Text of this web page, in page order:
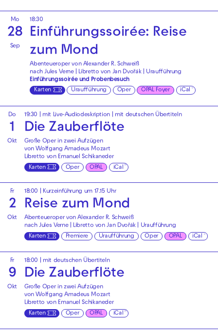
Mo
28
Sep
18:30
Einführungssoirée: Reise
zum Mond
Abenteueroper von Alexander R. Schweiß
nach Jules Verne | Libretto von Jan Dvořák | Uraufführung
Einführungssoirée und Probenbesuch
Karten
Uraufführung Oper OPAL Foyer iCal
Do
1
Okt
19:30 mit Live-Audiodeskription mit deutschen Übertiteln
Die Zauberflöte
Große Oper in zwei Aufzügen
von Wolfgang Amadeus Mozart
Libretto von Emanuel Schikaneder
Karten
Oper OPAL iCal
Fr
2
Okt
18:00 | Kurzeinführung um 17.15 Uhr
Reise zum Mond
Abenteueroper von Alexander R. Schweiß
nach Jules Verne | Libretto von Jan Dvořák | Uraufführung
Karten
Premiere Uraufführung Oper OPAL iCal
Fr
9
Okt
18:00 mit deutschen Übertiteln
Die Zauberflöte
Große Oper in zwei Aufzügen
von Wolfgang Amadeus Mozart
Libretto von Emanuel Schikaneder
Karten
Oper OPAL iCal